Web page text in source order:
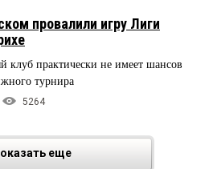
провалили игру Лиги
клуб практически не имеет шансов
турнира
5264
еще